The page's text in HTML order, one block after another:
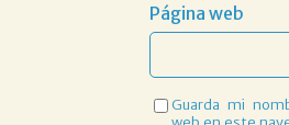
Página web
Guarda mi
web en este